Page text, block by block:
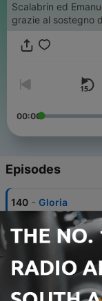
Scalabrin ed Emanuele Atturo.
grazie al sostegno
00:00
Episodes
140 - Gloria
13 Jul 2026
139 - Djokovic non
08 Jul 2026
138 - Stempiati e